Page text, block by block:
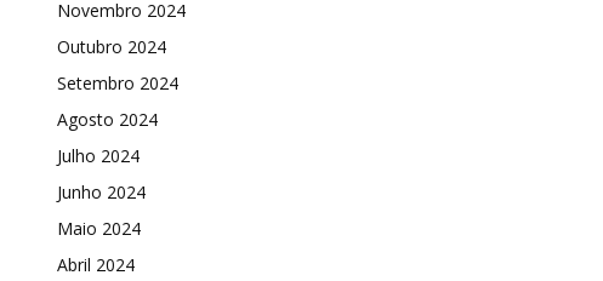
Novembro 2024
Outubro 2024
Setembro 2024
Agosto 2024
Julho 2024
Junho 2024
Maio 2024
Abril 2024